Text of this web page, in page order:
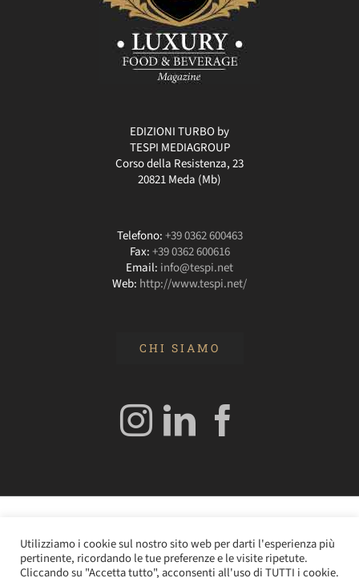
EDIZIONI TURBO by
TESPI MEDIAGROUP
Corso della Resistenza, 23
20821 Meda (Mb)
Telefono:+39 0362 600463
Fax:+39 0362 600616
Email: info@tespi.net
Web: http://www.tespi.net/
CHI SIAMO
Angelo Frigerio -Cookie Policy–Privacy Policy- P.IVA
0362610964
Utilizziamo i cookie sul nostro sito web per darti l'esperienza più
pertinente, ricordando le tue preferenze e le visite ripetute.
Cliccando su "Accetta tutto", acconsenti all'uso di TUTTI i cookie.